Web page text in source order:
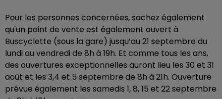
Pour les personnes concernées, sachez également
qu'un point de vente est également ouvert à
Buscyclette (sous la gare) jusqu’au 21 septembre du
lundi au vendredi de 8h à 19h. Et comme tous les ans,
des ouvertures exceptionnelles auront lieu les 30 et 31
août et les 3,4 et 5 septembre de 8h à 21h. Ouverture
prévue également les samedis 1, 8, 15 et 22 septembre